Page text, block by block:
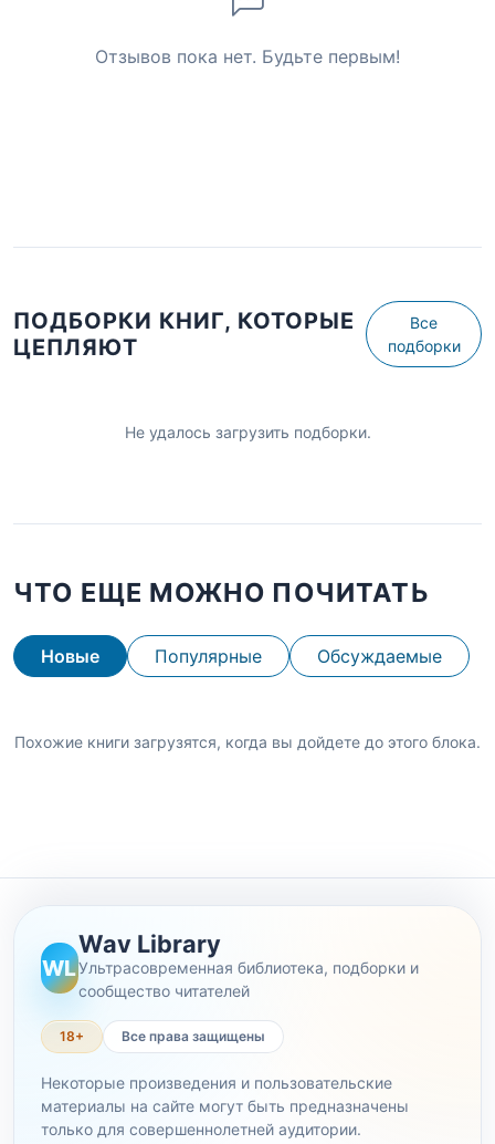
Отзывов пока нет. Будьте первым!
ПОДБОРКИ КНИГ, КОТОРЫЕ
ЦЕПЛЯЮТ
Все
подборки
Не удалось загрузить подборки.
ЧТО ЕЩЕ МОЖНО ПОЧИТАТЬ
Новые Популярные Обсуждаемые
Похожие книги загрузятся, когда вы дойдете до этого блока.
WL
Wav Library
Ультрасовременная библиотека, подборки и
сообщество читателей
18+ Все права защищены
Некоторые произведения и пользовательские
материалы на сайте могут быть предназначены
только для совершеннолетней аудитории.